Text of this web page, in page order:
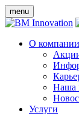
menu
О компании
Наша
Услуги